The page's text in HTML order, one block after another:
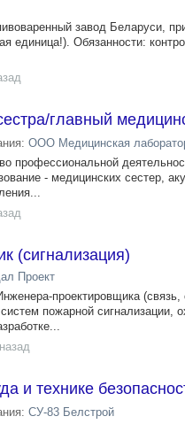
завод Беларуси,
единица!). Обязанности:
главный
ООО Медицинская
профессиональной
- медицинских сестер,
(сигнализация)
Проект
проектировщика (связь,
пожарной сигнализации,
и технике
СУ-83 Белстрой